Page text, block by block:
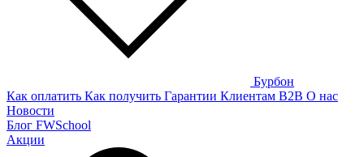
Бурбон
Как оплатить Как получить Гарантии Клиентам B2B О нас
Новости
Блог FWSchool
Акции